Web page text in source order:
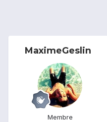
MaximeGeslin
Membre